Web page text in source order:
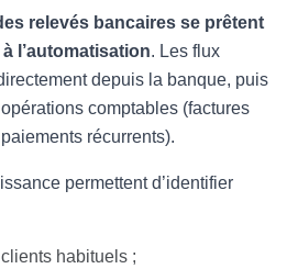
relevés bancaires se prêtent
l’automatisation. Les flux
depuis la banque, puis
comptables (factures
récurrents).
permettent d’identifier
habituels ;